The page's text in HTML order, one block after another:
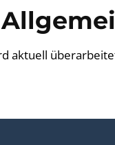
aktuell